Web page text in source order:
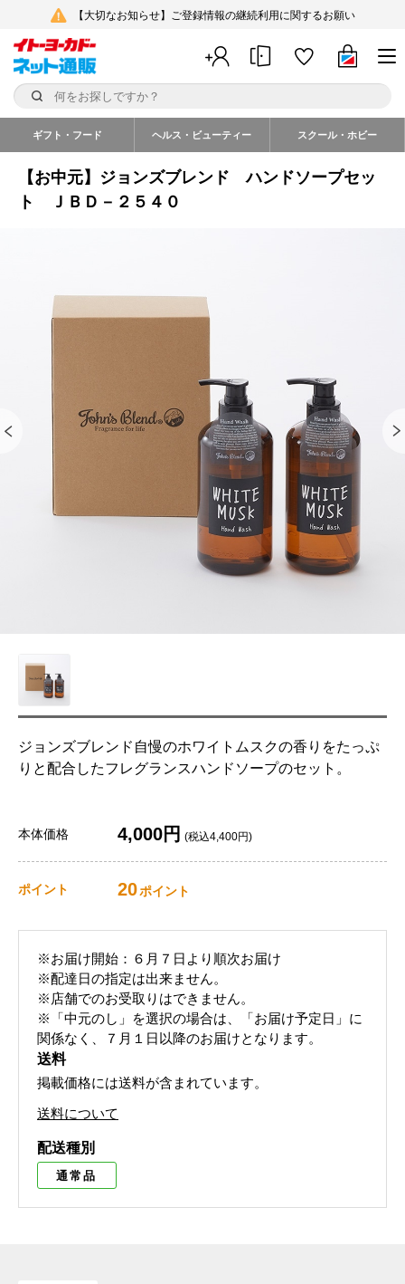
【大切なお知らせ】ご登録情報の継続利用に関するお願い
ギフト・フード ヘルス・ビューティー スクール・ホビー
【お中元】ジョンズブレンド ハンドソープセッ
ト ＪＢＤ－２５４０
ジョンズブレンド自慢のホワイトムスクの香りをたっぷ
りと配合したフレグランスハンドソープのセット。
本体価格 4,000円 (税込4,400円)
ポイント 20ポイント
※お届け開始：６月７日より順次お届け
※配達日の指定は出来ません。
※店舗でのお受取りはできません。
※「中元のし」を選択の場合は、「お届け予定日」に
関係なく、７月１日以降のお届けとなります。
送料
掲載価格には送料が含まれています。
送料について
配送種別
通常品